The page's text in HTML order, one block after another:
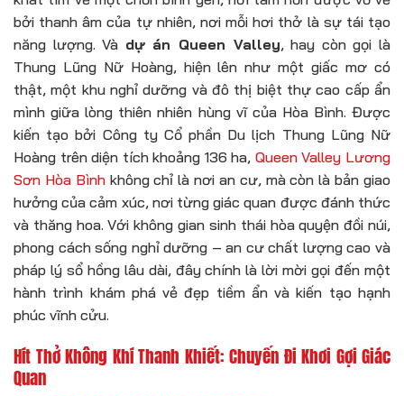
bởi thanh âm của tự nhiên, nơi mỗi hơi thở là sự tái tạo
năng lượng. Và dự án Queen Valley, hay còn gọi là
Thung Lũng Nữ Hoàng, hiện lên như một giấc mơ có
thật, một khu nghỉ dưỡng và đô thị biệt thự cao cấp ẩn
mình giữa lòng thiên nhiên hùng vĩ của Hòa Bình. Được
kiến tạo bởi Công ty Cổ phần Du lịch Thung Lũng Nữ
Hoàng trên diện tích khoảng 136 ha, Queen Valley Lương
Sơn Hòa Bìnhkhông chỉ là nơi an cư, mà còn là bản giao
hưởng của cảm xúc, nơi từng giác quan được đánh thức
và thăng hoa. Với không gian sinh thái hòa quyện đồi núi,
phong cách sống nghỉ dưỡng – an cư chất lượng cao và
pháp lý sổ hồng lâu dài, đây chính là lời mời gọi đến một
hành trình khám phá vẻ đẹp tiềm ẩn và kiến tạo hạnh
phúc vĩnh cửu.
Hít Thở Không Khí Thanh Khiết: Chuyến Đi Khơi Gợi Giác
Quan